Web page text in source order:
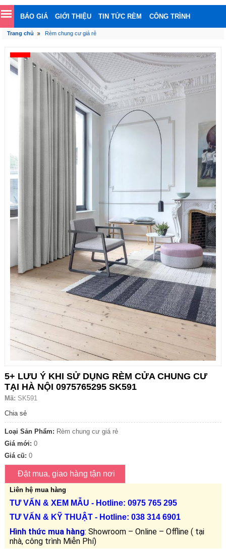
BÁO GIÁ GIỚI THIỆU TIN TỨC RÈM CÔNG TRÌNH
Trang chủ Rèm chung cư giá rẻ
5+ LƯU Ý KHI SỬ DỤNG RÈM CỬA CHUNG CƯ
TẠI HÀ NỘI 0975765295 SK591
Mã: SK591
Chia sẻ
Loại Sản Phẩm: Rèm chung cư giá rẻ
Giá mới: 0
Giá cũ: 0
Liên hệ mua hàng
TƯ VẤN & XEM MẪU - Hotline: 0975 765 295
TƯ VẤN & KỸ THUẬT- Hotline: 038 314 6901
Hình thức mua hàng: Showroom – Online – Offline ( tại
nhà, công trình Miễn Phí)